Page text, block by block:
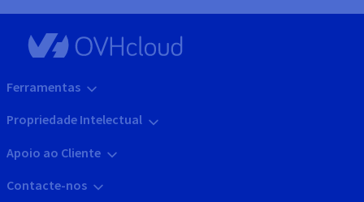
Ferramentas
Propriedade Intelectual
Apoio ao Cliente
Contacte-nos